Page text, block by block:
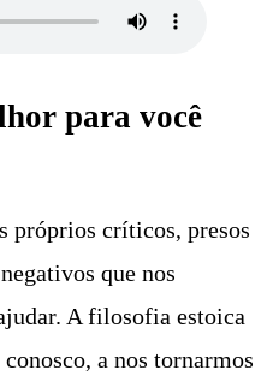
para você
próprios críticos, presos
que nos
A filosofia estoica
a nos tornarmos